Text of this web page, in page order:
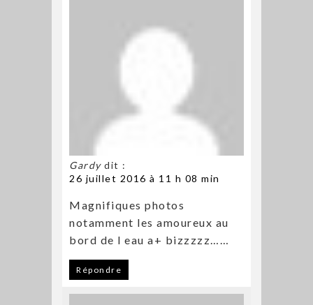
Gardy dit :
26 juillet 2016 à 11 h 08 min
Magnifiques photos
notamment les amoureux au
bord de l eau a+ bizzzzz……
Répondre